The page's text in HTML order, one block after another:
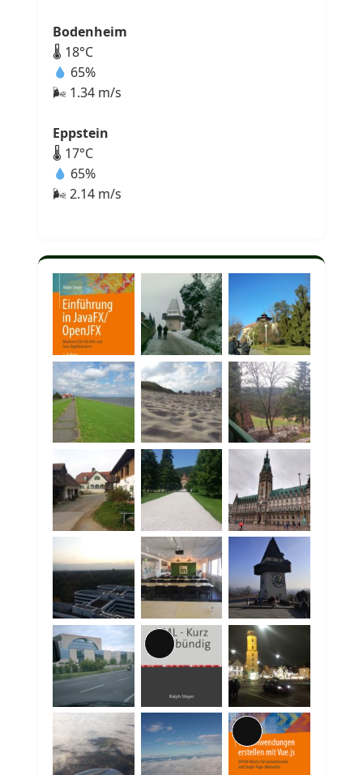
Bodenheim
🌡 18°C
65%
🌬 1.34 m/s
Eppstein
🌡 17°C
65%
🌬 2.14 m/s
Lange
Beschreibung
Lange
Beschreibung